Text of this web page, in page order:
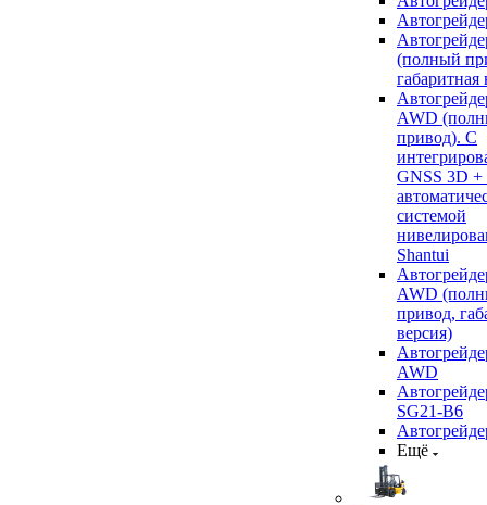
(полный
габаритная
AWD
привод). С
GNSS 3D +
системой
Shantui
AWD
привод,
версия)
AWD
SG21-B6
Ещё